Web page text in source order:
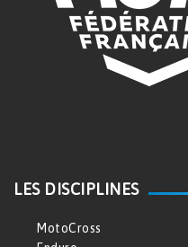
LES DISCIPLINES
MotoCross